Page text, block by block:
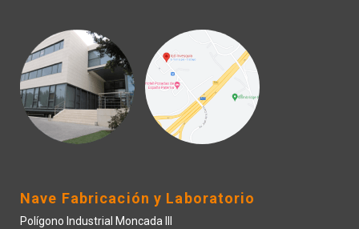
Nave Fabricación y Laboratorio
Polígono Industrial Moncada III